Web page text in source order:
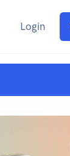
Login